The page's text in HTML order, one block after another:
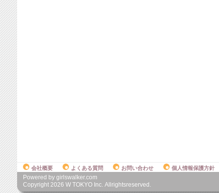
会社概要 よくある質問 お問い合わせ 個人情報保護方針
Powered by girlswalker.com
Copyright 2026 W TOKYO Inc. Allrightsreserved.